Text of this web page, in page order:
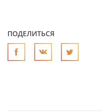
ПОДЕЛИТЬСЯ